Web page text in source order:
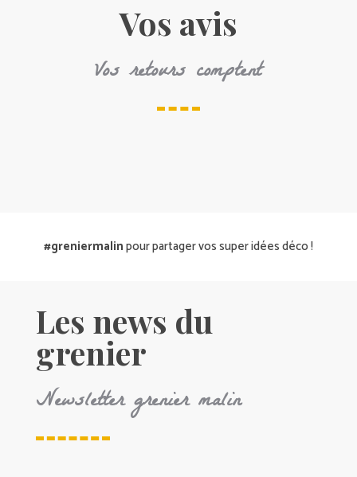
Vos avis
Vos retours comptent
#greniermalinpour partager vos super idées déco !
Les news du
grenier
Newsletter grenier malin